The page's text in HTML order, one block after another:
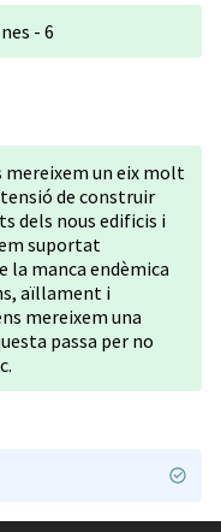
- 6
mereixem un eix molt
de construir
dels nous edificis i
suportat
la manca endèmica
aïllament i
mereixem una
passa per no